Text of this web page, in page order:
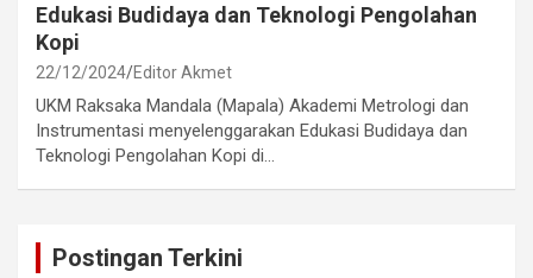
Edukasi Budidaya dan Teknologi Pengolahan
Kopi
22/12/2024 Editor Akmet
UKM Raksaka Mandala (Mapala) Akademi Metrologi dan
Instrumentasi menyelenggarakan Edukasi Budidaya dan
Teknologi Pengolahan Kopi di…
Postingan Terkini